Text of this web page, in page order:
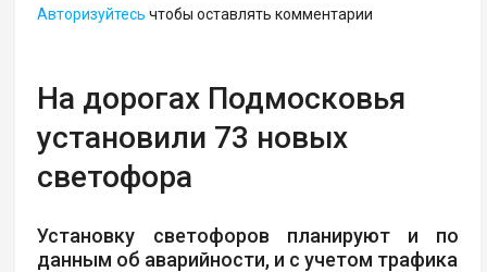
Авторизуйтесь чтобы оставлять комментарии
На дорогах Подмосковья
установили 73 новых
светофора
Установку светофоров планируют и по
данным об аварийности, и с учетом трафика